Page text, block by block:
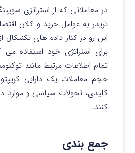
در معاملاتی که از استراتژی
تریدر به عوامل خرید و کلان
این رو در کنار داده های تکنیکال
برای استراتژی خود استفاده می
تمام اطلاعات مرتبط مانند
حجم معاملات یک دارایی کریپتو
کلیدی، تحولات سیاسی و موارد
کنند.
جمع بندی